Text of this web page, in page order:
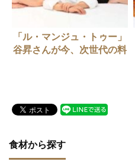
「ル・マンジュ・トゥー」
谷昇さんが今、次世代の料
食材から探す